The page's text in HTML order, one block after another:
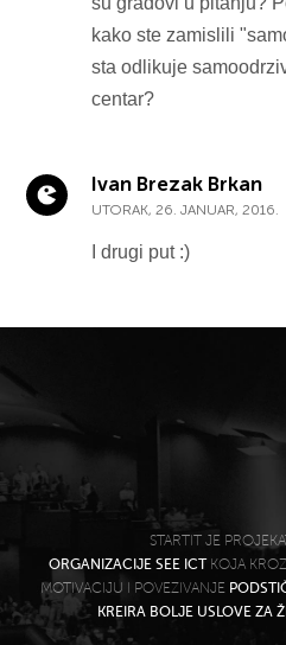
kako ste zamislili
sta odlikuje
centar?
Ivan Brezak Brkan
UTORAK, 26. JANUAR, 2016.
I drugi put :)
STARTIT JE
ORGANIZACIJE SEE ICTKOJA KROZ
MOTIVACIJU I POVEZIVANJE
KREIRA BOLJE USLOVE ZA